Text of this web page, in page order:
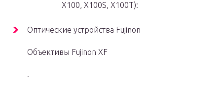
X100, X100S, X100T):
Оптические устройства Fujinon
Объективы Fujinon XF
.